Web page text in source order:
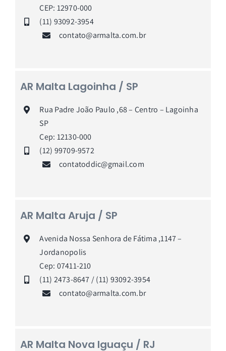
CEP: 12970-000
(11) 93092-3954
contato@armalta.com.br
AR Malta Lagoinha / SP
Rua Padre João Paulo ,68 – Centro – Lagoinha
SP
Cep: 12130-000
(12) 99709-9572
contatoddic@gmail.com
AR Malta Aruja / SP
Avenida Nossa Senhora de Fátima ,1147 –
Jordanopolis
Cep: 07411-210
(11) 2473-8647 / (11) 93092-3954
contato@armalta.com.br
AR Malta Nova Iguaçu / RJ